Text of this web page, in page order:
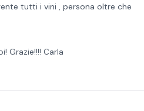
tutti i vini , persona oltre che
Grazie!!!! Carla